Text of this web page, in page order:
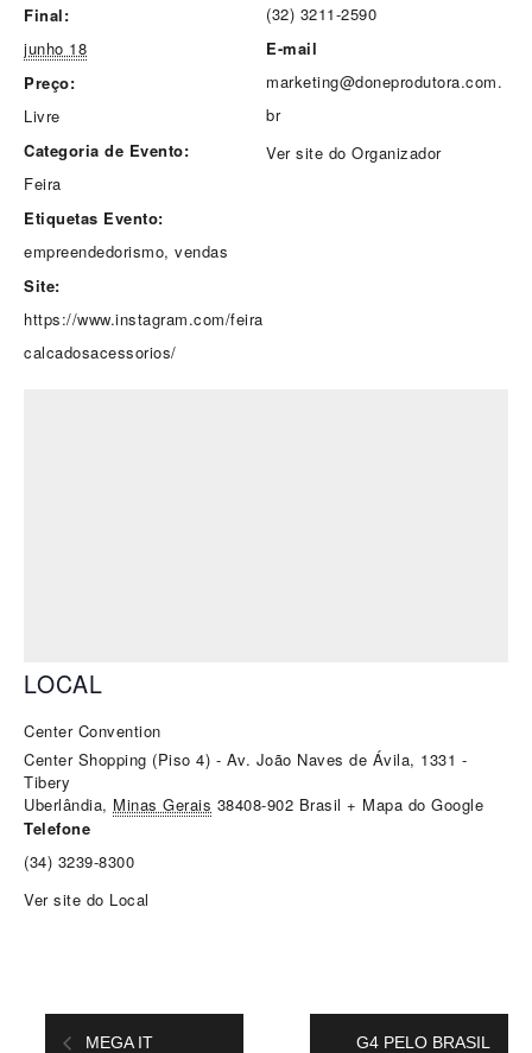
Final:
junho 18
Preço:
Livre
Categoria de Evento:
Feira
Etiquetas Evento:
empreendedorismo, vendas
Site:
https://www.instagram.com/feira
calcadosacessorios/
(32) 3211-2590
E-mail
marketing@doneprodutora.com.
br
Ver site do Organizador
LOCAL
Center Convention
Center Shopping (Piso 4) - Av. João Naves de Ávila, 1331 -
Tibery
Uberlândia, Minas Gerais 38408-902 Brasil + Mapa do Google
Telefone
(34) 3239-8300
Ver site do Local
MEGA IT
G4 PELO BRASIL